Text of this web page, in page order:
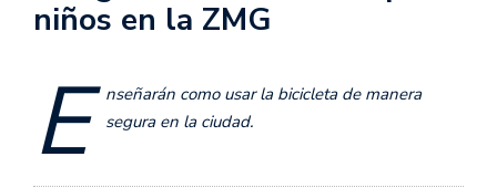
niños en la ZMG
E
nseñarán como usar la bicicleta de manera
segura en la ciudad.